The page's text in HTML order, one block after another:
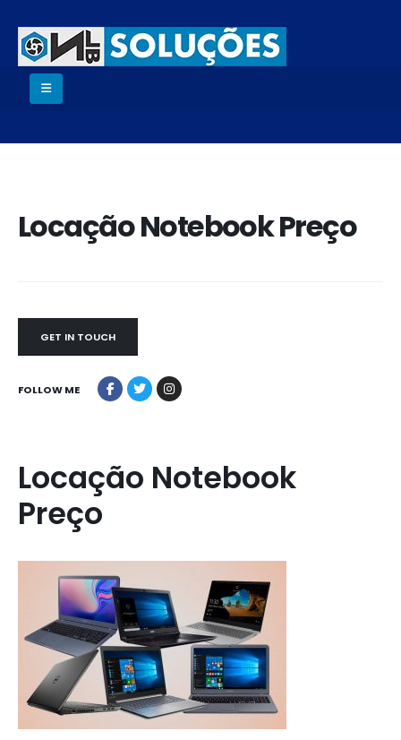
Locação Notebook Preço
GET IN TOUCH
FOLLOW ME
Locação Notebook
Preço